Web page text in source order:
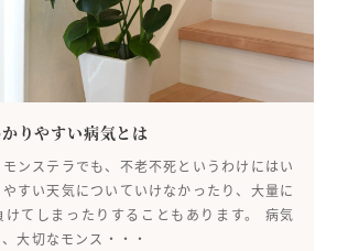
りやすい病気とは
ンステラでも、不老不死というわけにはい
すい天気についていけなかったり、大量に
けてしまったりすることもあります。 病気
大切なモンス・・・